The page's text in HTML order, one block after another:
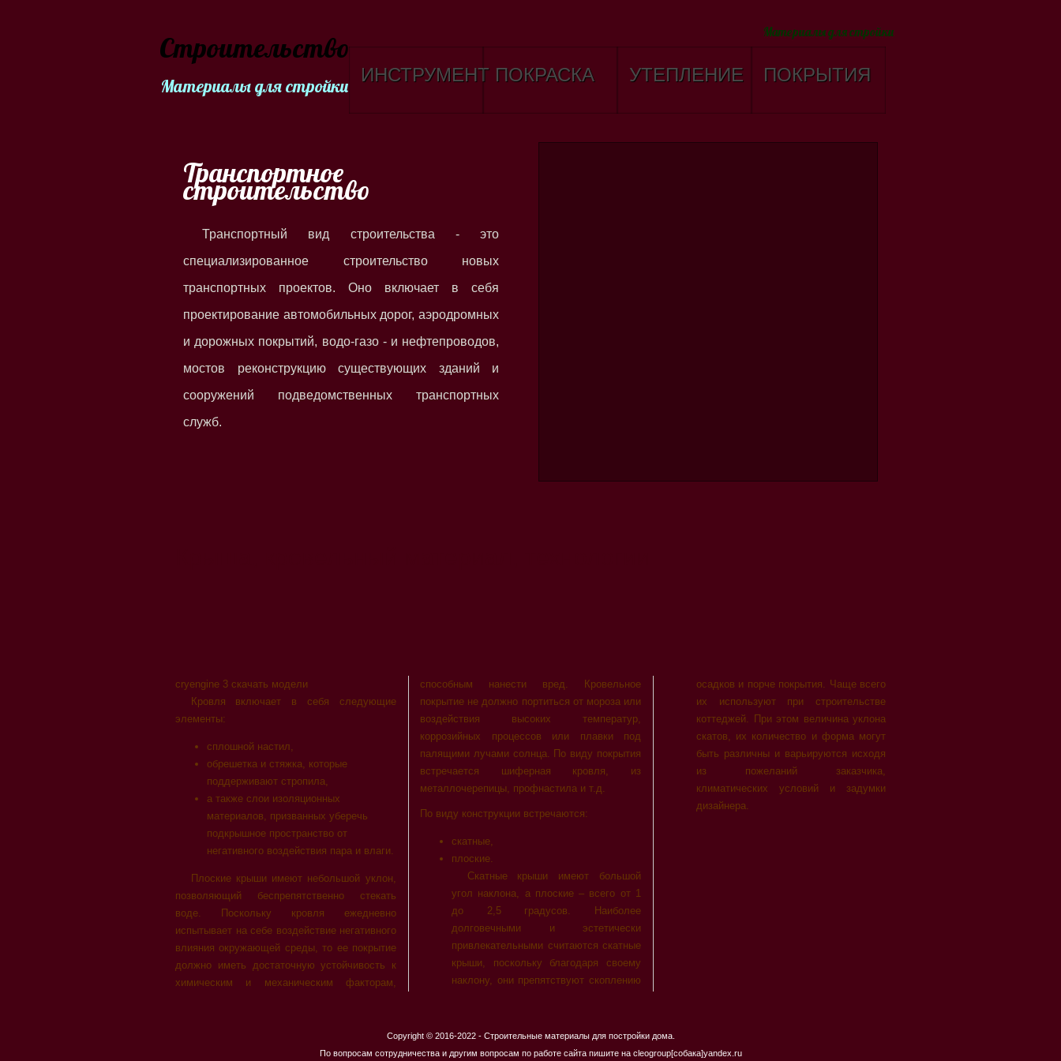
Строительство
Материалы для стройки
Материалы для стройки
ИНСТРУМЕНТ ПОКРАСКА УТЕПЛЕНИЕ ПОКРЫТИЯ
Транспортное
строительство
Транспортный вид строительства - это
специализированное строительство новых
транспортных проектов. Оно включает в себя
проектирование автомобильных дорог, аэродромных
и дорожных покрытий, водо-газо - и нефтепроводов,
мостов реконструкцию существующих зданий и
сооружений подведомственных транспортных
служб.
cryengine 3 скачать модели
Кровля включает в себя следующие
элементы:
сплошной настил,
обрешетка и стяжка, которые
поддерживают стропила,
а также слои изоляционных
материалов, призванных уберечь
подкрышное пространство от
негативного воздействия пара и влаги.
Плоские крыши имеют небольшой уклон,
позволяющий беспрепятственно стекать
воде. Поскольку кровля ежедневно
испытывает на себе воздействие негативного
влияния окружающей среды, то ее покрытие
должно иметь достаточную устойчивость к
химическим и механическим факторам,
способным нанести вред. Кровельное
покрытие не должно портиться от мороза или
воздействия высоких температур,
коррозийных процессов или плавки под
палящими лучами солнца. По виду покрытия
встречается шиферная кровля, из
металлочерепицы, профнастила и т.д.
По виду конструкции встречаются:
скатные,
плоские.
Скатные крыши имеют большой
угол наклона, а плоские – всего от 1
до 2,5 градусов. Наиболее
долговечными и эстетически
привлекательными считаются скатные
крыши, поскольку благодаря своему
наклону, они препятствуют скоплению
осадков и порче покрытия. Чаще всего
их используют при строительстве
коттеджей. При этом величина уклона
скатов, их количество и форма могут
быть различны и варьируются исходя
из пожеланий заказчика,
климатических условий и задумки
дизайнера.
Copyright © 2016-2022 - Строительные материалы для постройки дома.
По вопросам сотрудничества и другим вопросам по работе сайта пишите на cleogroup[собака]yandex.ru